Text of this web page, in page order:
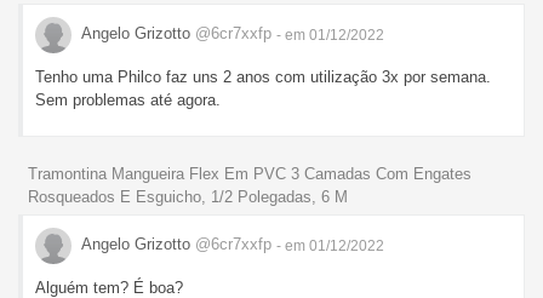
Angelo Grizotto @6cr7xxfp - em 01/12/2022
Tenho uma Philco faz uns 2 anos com utilização 3x por semana.
Sem problemas até agora.
Tramontina Mangueira Flex Em PVC 3 Camadas Com Engates
Rosqueados E Esguicho, 1/2 Polegadas, 6 M
Angelo Grizotto @6cr7xxfp - em 01/12/2022
Alguém tem? É boa?